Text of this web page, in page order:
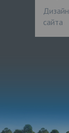
сайта